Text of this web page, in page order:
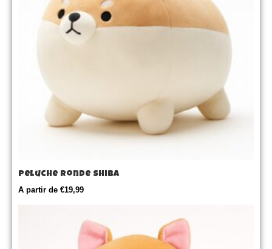
Peluche Ronde Shiba
A partir de €19,99